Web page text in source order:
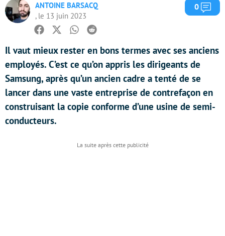
ANTOINE BARSACQ
, le 13 juin 2023
0
Facebook
TwitterWhatsapp
Reddit
Il vaut mieux rester en bons termes avec ses anciens
employés. C’est ce qu’on appris les dirigeants de
Samsung, après qu’un ancien cadre a tenté de se
lancer dans une vaste entreprise de contrefaçon en
construisant la copie conforme d’une usine de semi-
conducteurs.